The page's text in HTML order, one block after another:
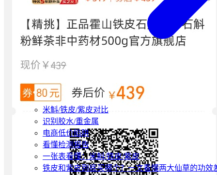
米斛/铁皮/紫皮对比
识别胶水/重金属
电商低价陷阱
看懂检测报告
一张表看懂：米斛/铁皮/紫皮
铁皮和紫皮到底买哪个？一文看懂两大仙草的功效